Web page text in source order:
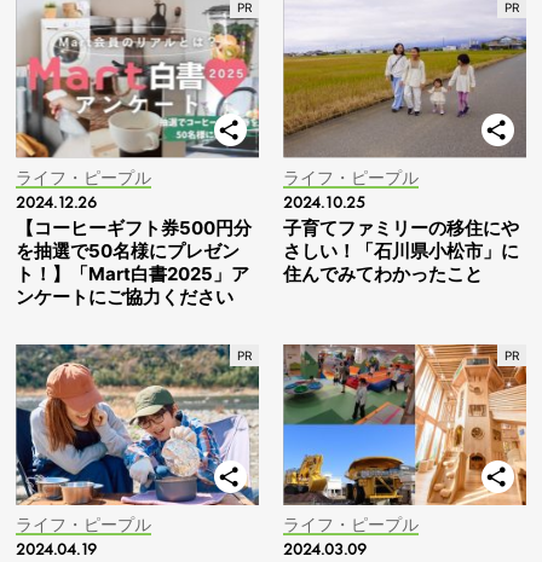
ライフ・ピープル
2024.12.26
【コーヒーギフト券500円分
を抽選で50名様にプレゼン
ト！】「Mart白書2025」ア
ンケートにご協力ください
ライフ・ピープル
2024.10.25
子育てファミリーの移住にや
さしい！「石川県小松市」に
住んでみてわかったこと
ライフ・ピープル
2024.04.19
ライフ・ピープル
2024.03.09